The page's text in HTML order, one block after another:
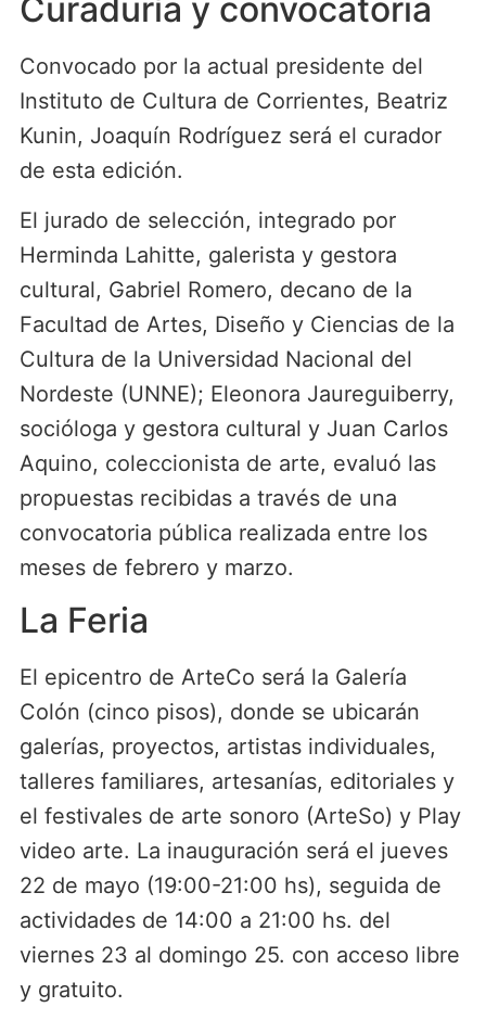
Curaduría y convocatoria
Convocado por la actual presidente del
Instituto de Cultura de Corrientes, Beatriz
Kunin, Joaquín Rodríguez será el curador
de esta edición.
El jurado de selección, integrado por
Herminda Lahitte, galerista y gestora
cultural, Gabriel Romero, decano de la
Facultad de Artes, Diseño y Ciencias de la
Cultura de la Universidad Nacional del
Nordeste (UNNE); Eleonora Jaureguiberry,
socióloga y gestora cultural y Juan Carlos
Aquino, coleccionista de arte, evaluó las
propuestas recibidas a través de una
convocatoria pública realizada entre los
meses de febrero y marzo.
La Feria
El epicentro de ArteCo será la Galería
Colón (cinco pisos), donde se ubicarán
galerías, proyectos, artistas individuales,
talleres familiares, artesanías, editoriales y
el festivales de arte sonoro (ArteSo) y Play
video arte. La inauguración será el jueves
22 de mayo (19:00-21:00 hs), seguida de
actividades de 14:00 a 21:00 hs. del
viernes 23 al domingo 25. con acceso libre
y gratuito.